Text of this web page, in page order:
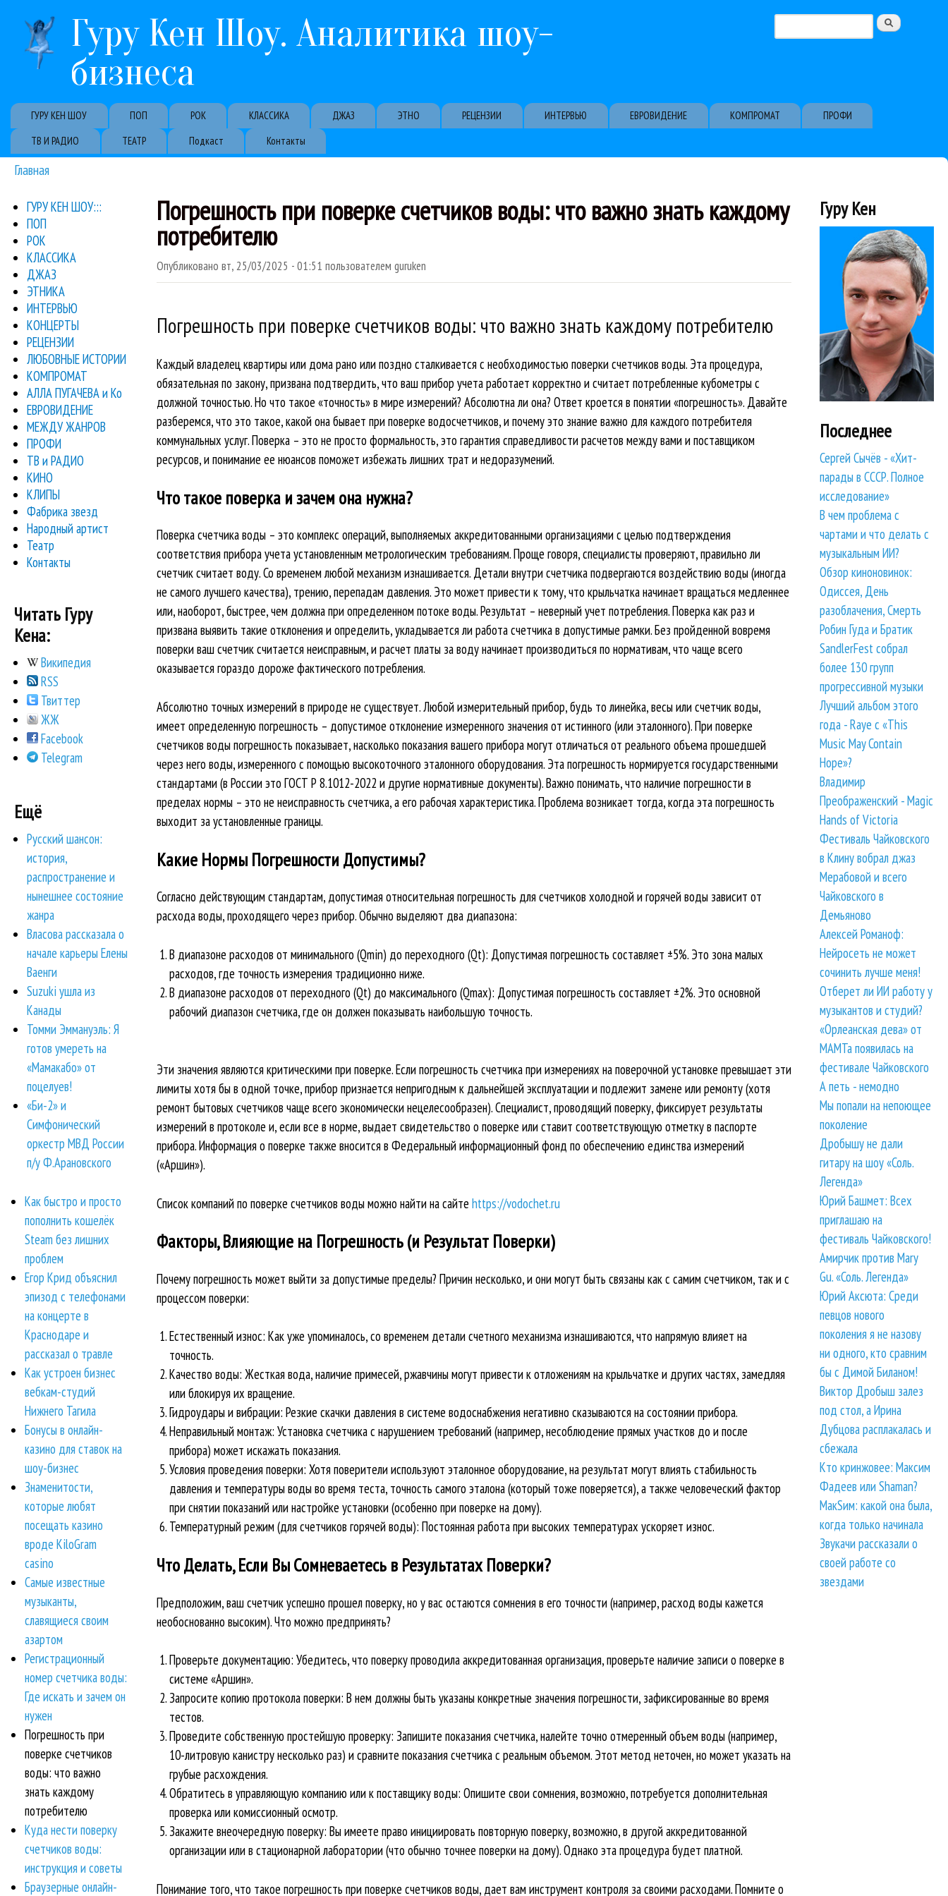
Гуру Кен Шоу. Аналитика шоу-
бизнеса
Форма поиска
Primary links
ГУРУ КЕН ШОУ ПОП РОК КЛАССИКА ДЖАЗ ЭТНО РЕЦЕНЗИИ ИНТЕРВЬЮ ЕВРОВИДЕНИЕ КОМПРОМАТ
ПРОФИ
ТВ И РАДИО
ТЕАТР Подкаст Контакты
Вы здесь
Главная
Погрешность при поверке счетчиков воды: что важно знать каждому
потребителю
Опубликовано вт, 25/03/2025 - 01:51 пользователем guruken
Погрешность при поверке счетчиков воды: что важно знать каждому потребителю
Каждый владелец квартиры или дома рано или поздно сталкивается с необходимостью поверки счетчиков воды. Эта процедура,
обязательная по закону, призвана подтвердить, что ваш прибор учета работает корректно и считает потребленные кубометры с
должной точностью. Но что такое «точность» в мире измерений? Абсолютна ли она? Ответ кроется в понятии «погрешность». Давайте
разберемся, что это такое, какой она бывает при поверке водосчетчиков, и почему это знание важно для каждого потребителя
коммунальных услуг. Поверка – это не просто формальность, это гарантия справедливости расчетов между вами и поставщиком
ресурсов, и понимание ее нюансов поможет избежать лишних трат и недоразумений.
Что такое поверка и зачем она нужна?
Поверка счетчика воды – это комплекс операций, выполняемых аккредитованными организациями с целью подтверждения
соответствия прибора учета установленным метрологическим требованиям. Проще говоря, специалисты проверяют, правильно ли
счетчик считает воду. Со временем любой механизм изнашивается. Детали внутри счетчика подвергаются воздействию воды (иногда
не самого лучшего качества), трению, перепадам давления. Это может привести к тому, что крыльчатка начинает вращаться медленнее
или, наоборот, быстрее, чем должна при определенном потоке воды. Результат – неверный учет потребления. Поверка как раз и
призвана выявить такие отклонения и определить, укладывается ли работа счетчика в допустимые рамки. Без пройденной вовремя
поверки ваш счетчик считается неисправным, и расчет платы за воду начинает производиться по нормативам, что чаще всего
оказывается гораздо дороже фактического потребления.
Абсолютно точных измерений в природе не существует. Любой измерительный прибор, будь то линейка, весы или счетчик воды,
имеет определенную погрешность – допустимое отклонение измеренного значения от истинного (или эталонного). При поверке
счетчиков воды погрешность показывает, насколько показания вашего прибора могут отличаться от реального объема прошедшей
через него воды, измеренного с помощью высокоточного эталонного оборудования. Эта погрешность нормируется государственными
стандартами (в России это ГОСТ Р 8.1012-2022 и другие нормативные документы). Важно понимать, что наличие погрешности в
пределах нормы – это не неисправность счетчика, а его рабочая характеристика. Проблема возникает тогда, когда эта погрешность
выходит за установленные границы.
Какие Нормы Погрешности Допустимы?
Согласно действующим стандартам, допустимая относительная погрешность для счетчиков холодной и горячей воды зависит от
расхода воды, проходящего через прибор. Обычно выделяют два диапазона:
В диапазоне расходов от минимального (Qmin) до переходного (Qt): Допустимая погрешность составляет ±5%. Это зона малых
расходов, где точность измерения традиционно ниже.
В диапазоне расходов от переходного (Qt) до максимального (Qmax): Допустимая погрешность составляет ±2%. Это основной
рабочий диапазон счетчика, где он должен показывать наибольшую точность.
Эти значения являются критическими при поверке. Если погрешность счетчика при измерениях на поверочной установке превышает эти
лимиты хотя бы в одной точке, прибор признается непригодным к дальнейшей эксплуатации и подлежит замене или ремонту (хотя
ремонт бытовых счетчиков чаще всего экономически нецелесообразен). Специалист, проводящий поверку, фиксирует результаты
измерений в протоколе и, если все в норме, выдает свидетельство о поверке или ставит соответствующую отметку в паспорте
прибора. Информация о поверке также вносится в Федеральный информационный фонд по обеспечению единства измерений
(«Аршин»).
Список компаний по поверке счетчиков воды можно найти на сайте https://vodochet.ru
Факторы, Влияющие на Погрешность (и Результат Поверки)
Почему погрешность может выйти за допустимые пределы? Причин несколько, и они могут быть связаны как с самим счетчиком, так и с
процессом поверки:
Естественный износ: Как уже упоминалось, со временем детали счетного механизма изнашиваются, что напрямую влияет на
точность.
Качество воды: Жесткая вода, наличие примесей, ржавчины могут привести к отложениям на крыльчатке и других частях, замедляя
или блокируя их вращение.
Гидроудары и вибрации: Резкие скачки давления в системе водоснабжения негативно сказываются на состоянии прибора.
Неправильный монтаж: Установка счетчика с нарушением требований (например, несоблюдение прямых участков до и после
прибора) может искажать показания.
Условия проведения поверки: Хотя поверители используют эталонное оборудование, на результат могут влиять стабильность
давления и температуры воды во время теста, точность самого эталона (который тоже поверяется), а также человеческий фактор
при снятии показаний или настройке установки (особенно при поверке на дому).
Температурный режим (для счетчиков горячей воды): Постоянная работа при высоких температурах ускоряет износ.
Что Делать, Если Вы Сомневаетесь в Результатах Поверки?
Предположим, ваш счетчик успешно прошел поверку, но у вас остаются сомнения в его точности (например, расход воды кажется
необоснованно высоким). Что можно предпринять?
Проверьте документацию: Убедитесь, что поверку проводила аккредитованная организация, проверьте наличие записи о поверке в
системе «Аршин».
Запросите копию протокола поверки: В нем должны быть указаны конкретные значения погрешности, зафиксированные во время
тестов.
Проведите собственную простейшую проверку: Запишите показания счетчика, налейте точно отмеренный объем воды (например,
10-литровую канистру несколько раз) и сравните показания счетчика с реальным объемом. Этот метод неточен, но может указать на
грубые расхождения.
Обратитесь в управляющую компанию или к поставщику воды: Опишите свои сомнения, возможно, потребуется дополнительная
проверка или комиссионный осмотр.
Закажите внеочередную поверку: Вы имеете право инициировать повторную поверку, возможно, в другой аккредитованной
организации или в стационарной лаборатории (что обычно точнее поверки на дому). Однако эта процедура будет платной.
Понимание того, что такое погрешность при поверке счетчиков воды, дает вам инструмент контроля за своими расходами. Помните о
ГУРУ КЕН ШОУ:::
ПОП
РОК
КЛАССИКА
ДЖАЗ
ЭТНИКА
ИНТЕРВЬЮ
КОНЦЕРТЫ
РЕЦЕНЗИИ
ЛЮБОВНЫЕ ИСТОРИИ
КОМПРОМАТ
АЛЛА ПУГАЧЕВА и Ко
ЕВРОВИДЕНИЕ
МЕЖДУ ЖАНРОВ
ПРОФИ
ТВ и РАДИО
КИНО
КЛИПЫ
Фабрика звезд
Народный артист
Театр
Контакты
Читать Гуру
Кена:
Википедия
RSS
Твиттер
ЖЖ
Facebook
Telegram
Ещё
Русский шансон:
история,
распространение и
нынешнее состояние
жанра
Власова рассказала о
начале карьеры Елены
Ваенги
Suzuki ушла из
Канады
Томми Эммануэль: Я
готов умереть на
«Мамакабо» от
поцелуев!
«Би-2» и
Симфонический
оркестр МВД России
п/у Ф.Арановского
Как быстро и просто
пополнить кошелёк
Steam без лишних
проблем
Егор Крид объяснил
эпизод с телефонами
на концерте в
Краснодаре и
рассказал о травле
Как устроен бизнес
вебкам-студий
Нижнего Тагила
Бонусы в онлайн-
казино для ставок на
шоу-бизнес
Знаменитости,
которые любят
посещать казино
вроде KiloGram
casino
Самые известные
музыканты,
славящиеся своим
азартом
Регистрационный
номер счетчика воды:
Где искать и зачем он
нужен
Погрешность при
поверке счетчиков
воды: что важно
знать каждому
потребителю
Куда нести поверку
счетчиков воды:
инструкция и советы
Браузерные онлайн-
Гуру Кен
Последнее
Сергей Сычёв - «Хит-
парады в СССР. Полное
исследование»
В чем проблема с
чартами и что делать с
музыкальным ИИ?
Обзор киноновинок:
Одиссея, День
разоблачения, Смерть
Робин Гуда и Братик
SandlerFest собрал
более 130 групп
прогрессивной музыки
Лучший альбом этого
года - Raye с «This
Music May Contain
Hope»?
Владимир
Преображенский - Magic
Hands of Victoria
Фестиваль Чайковского
в Клину вобрал джаз
Мерабовой и всего
Чайковского в
Демьяново
Алексей Романоф:
Нейросеть не может
сочинить лучше меня!
Отберет ли ИИ работу у
музыкантов и студий?
«Орлеанская дева» от
МАМТа появилась на
фестивале Чайковского
А петь - немодно
Мы попали на непоющее
поколение
Дробышу не дали
гитару на шоу «Соль.
Легенда»
Юрий Башмет: Всех
приглашаю на
фестиваль Чайковского!
Амирчик против Mary
Gu. «Соль. Легенда»
Юрий Аксюта: Среди
певцов нового
поколения я не назову
ни одного, кто сравним
бы с Димой Биланом!
Виктор Дробыш залез
под стол, а Ирина
Дубцова расплакалась и
сбежала
Кто кринжовее: Максим
Фадеев или Shaman?
МакSим: какой она была,
когда только начинала
Звукачи рассказали о
своей работе со
звездами